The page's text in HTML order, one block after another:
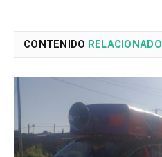
CONTENIDO RELACIONADO